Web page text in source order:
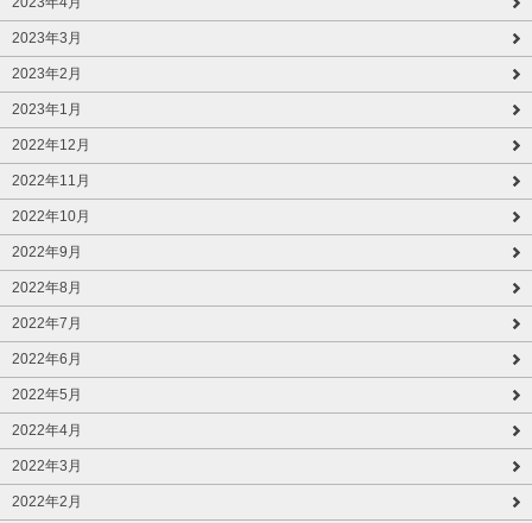
2023年3月
2023年2月
2023年1月
2022年12月
2022年11月
2022年10月
2022年9月
2022年8月
2022年7月
2022年6月
2022年5月
2022年4月
2022年3月
2022年2月